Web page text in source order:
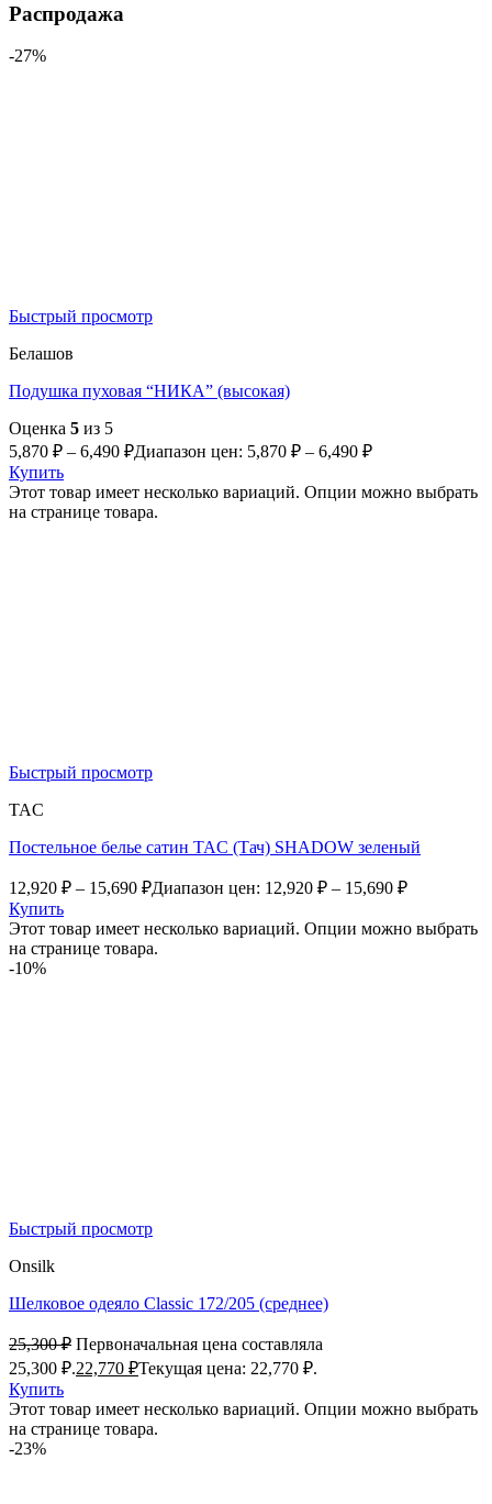
Распродажа
-27%
Быстрый просмотр
Белашов
Подушка пуховая “НИКА” (высокая)
Оценка 5 из 5
5,870 ₽ – 6,490 ₽Диапазон цен: 5,870 ₽ – 6,490 ₽
Купить
Этот товар имеет несколько вариаций. Опции можно выбрать
на странице товара.
Быстрый просмотр
TAC
Постельное белье сатин TAC (Тач) SHADOW зеленый
12,920 ₽ – 15,690 ₽Диапазон цен: 12,920 ₽ – 15,690 ₽
Купить
Этот товар имеет несколько вариаций. Опции можно выбрать
на странице товара.
-10%
Быстрый просмотр
Onsilk
Шелковое одеяло Classic 172/205 (среднее)
25,300₽ Первоначальная цена составляла
25,300 ₽.22,770 ₽Текущая цена: 22,770 ₽.
Купить
Этот товар имеет несколько вариаций. Опции можно выбрать
на странице товара.
-23%